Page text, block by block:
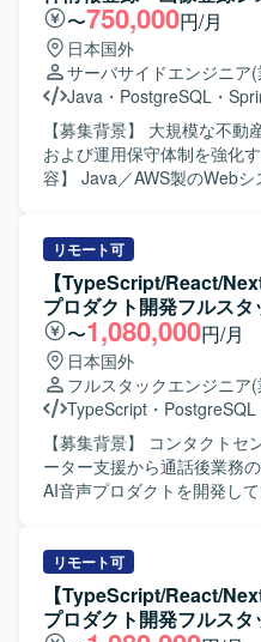
ンの立ち上げから携わるこ
FastAPI、AWS ECS、
ダンな技術スタックをフル
ます。 アーキテクチャ設計
アプリケーション全体の設
与できる環境です。 【開発環境】 フロントエンドは
Next.js、TypeScriptを用い
ドはPython、FastAPIを用
いてパイプラインを構築い
はGitおよびGitHubを利用い
の実装を行っていただきま
携機能の実装を行っていた
環境および実行環境の構築
ECSへのアプリケーション
す。 CI/CDパイプラインの
す。 単体テスト、結合テ
っていただきます。 【求める人物像】 フロントエンドから
バックエンド、インフラま
いたします。 チーム開発に
りながら品質向上に取り組
ます。 【ポジションの魅力】 ChatGPT Skillsを活用した社
内向けWebアプリケーショ
でき、アーキテクチャ設計
に関与していただけます。
Dockerなどモダンな技術ス
スキルを発揮していただけ
など、開発プロセスの構築
す。 【開発環境】 フロントエンドはNext.js、TypeScript、
バックエンドはPython、
GitHub Actions等を用い、ソ
GitHubで行っております。
〜750,000円/月
日本国外
サーバサイドエンジニア
Java ・ PostgreSQL ・
【募集背景】 大規模な不
および運用保守体制を強化するた
容】 Java／AWS製のWeb
種機能の運用保守や改修対応
める人物像】 既存の大規
がら、仕様を整理し再構成
んでいただける方を求めて
丁寧にシステム理解を深め
【ポジションの魅力】 不動
テムの保守移管から運用保
ができ、Java／Spring Boot
かしながら長期的に経験を
テムの解析力やリファクタ
境です。 【開発環境】 Java、Spring Boot、Spring Batch、
リモート可
【TypeScript/React/
プロダクト開発フルス
〜1,080,000円/月
日本国外
フルスタックエンジニア
TypeScript ・ PostgreSQL
【募集背景】 コンタクト
ーター支援から通話後業務
AI音声プロダクトを開発し
を継続的かつスピーディー
となっております。そのた
ンドを横断して自ら設計・
理や開発優先順位の検討、
リモート可
【TypeScript/React/
プロダクト開発フルス